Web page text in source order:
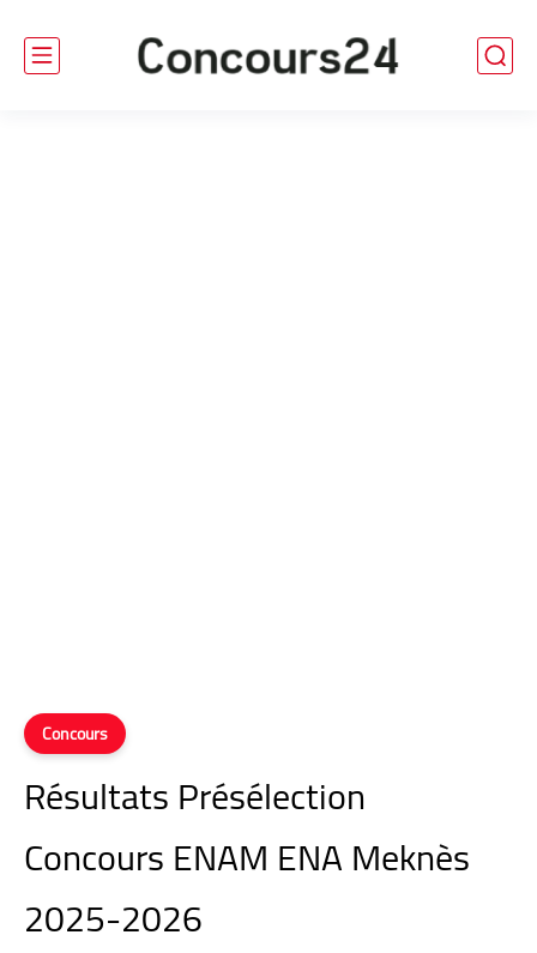
Concours
Résultats Présélection
Concours ENAM ENA Meknès
2025-2026